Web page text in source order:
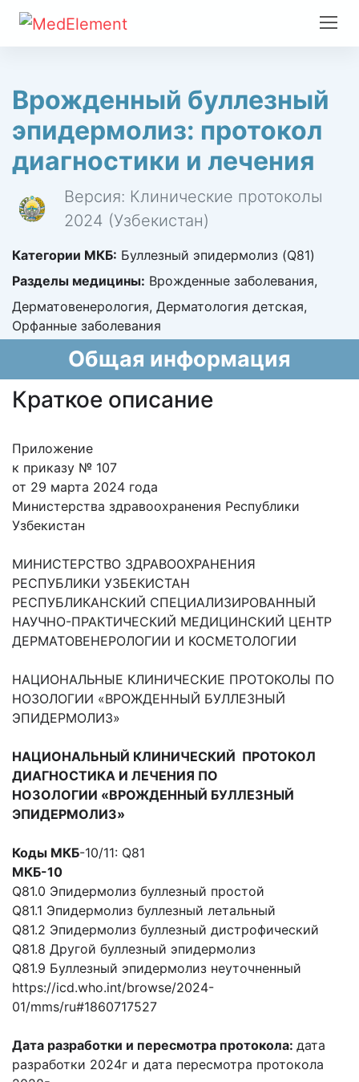
Врожденный буллезный
эпидермолиз: протокол
диагностики и лечения
Версия: Клинические протоколы
2024 (Узбекистан)
Категории МКБ: Буллезный эпидермолиз (Q81)
Разделы медицины: Врожденные заболевания,
Дерматовенерология, Дерматология детская,
Орфанные заболевания
Общая информация
Краткое описание
Приложение
к приказу № 107
от 29 марта 2024 года
Министерства здравоохранения Республики
Узбекистан
МИНИСТЕРСТВО ЗДРАВООХРАНЕНИЯ
РЕСПУБЛИКИ УЗБЕКИСТАН
РЕСПУБЛИКАНСКИЙ СПЕЦИАЛИЗИРОВАННЫЙ
НАУЧНО-ПРАКТИЧЕСКИЙ МЕДИЦИНСКИЙ ЦЕНТР
ДЕРМАТОВЕНЕРОЛОГИИ И КОСМЕТОЛОГИИ
НАЦИОНАЛЬНЫЕ КЛИНИЧЕСКИЕ ПРОТОКОЛЫ ПО
НОЗОЛОГИИ «ВРОЖДЕННЫЙ БУЛЛЕЗНЫЙ
ЭПИДЕРМОЛИЗ»
НАЦИОНАЛЬНЫЙ КЛИНИЧЕСКИЙ ПРОТОКОЛ
ДИАГНОСТИКА И ЛЕЧЕНИЯ ПО
НОЗОЛОГИИ «ВРОЖДЕННЫЙ БУЛЛЕЗНЫЙ
ЭПИДЕРМОЛИЗ»
Коды МКБ-10/11: Q81
МКБ-10
Q81.0 Эпидермолиз буллезный простой
Q81.1 Эпидермолиз буллезный летальный
Q81.2 Эпидермолиз буллезный дистрофический
Q81.8 Другой буллезный эпидермолиз
Q81.9 Буллезный эпидермолиз неуточненный
https://icd.who.int/browse/2024-
01/mms/ru#1860717527
Дата разработки и пересмотра протокола: дата
разработки 2024г и дата пересмотра протокола